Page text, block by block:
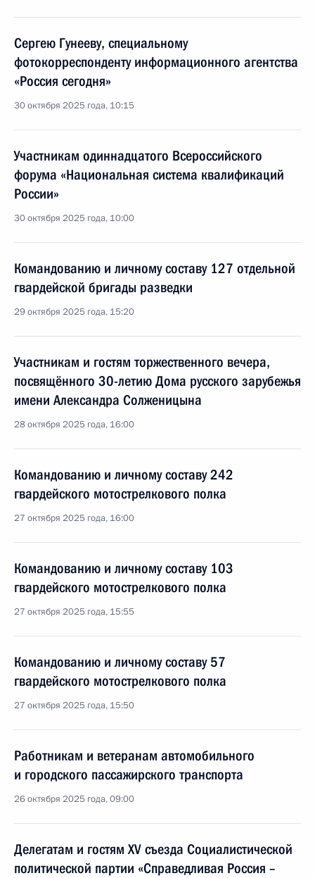
Сергею Гунееву, специальному
фотокорреспонденту информационного агентства
«Россия сегодня»
30 октября 2025 года, 10:15
Участникам одиннадцатого Всероссийского
форума «Национальная система квалификаций
России»
30 октября 2025 года, 10:00
Командованию и личному составу 127 отдельной
гвардейской бригады разведки
29 октября 2025 года, 15:20
Участникам и гостям торжественного вечера,
посвящённого 30-летию Дома русского зарубежья
имени Александра Солженицына
28 октября 2025 года, 16:00
Командованию и личному составу 242
гвардейского мотострелкового полка
27 октября 2025 года, 16:00
Командованию и личному составу 103
гвардейского мотострелкового полка
27 октября 2025 года, 15:55
Командованию и личному составу 57
гвардейского мотострелкового полка
27 октября 2025 года, 15:50
Работникам и ветеранам автомобильного
и городского пассажирского транспорта
26 октября 2025 года, 09:00
Делегатам и гостям XV съезда Социалистической
политической партии «Справедливая Россия –